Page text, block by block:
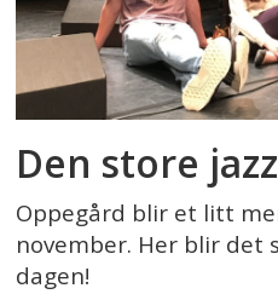
Den store
Oppegård blir et litt
november. Her blir det
dagen!